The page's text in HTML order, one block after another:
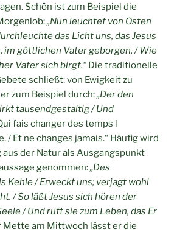
Schön ist zum Beispiel die
„Nun leuchtet von Osten
das Licht uns, das Jesus
im göttlichen Vater geborgen, / Wie
Vater sich birgt.“ Die traditionelle
schließt: von Ewigkeit zu
zum Beispiel durch:„Der den
tausendgestaltig / Und
fais changer des temps l
/ Et ne changes jamais.“ Häufig wird
der Natur als Ausgangspunkt
genommen:„Des
Kehle / Erweckt uns; verjagt wohl
/ So läßt Jesus sich hören der
/ Und ruft sie zum Leben, das Er
Mette am Mittwoch lässt er die